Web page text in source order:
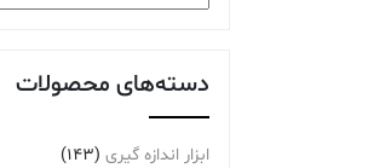
برای:
دسته‌های محصولات
ابزار اندازه گیری (143)